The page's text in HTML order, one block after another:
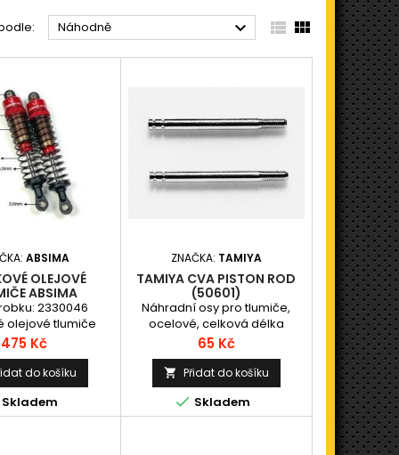
Náhodně   
ABSIMA
OLEJOVÉ
ABSIMA
VČETNĚ PRUŽIN
110MM, 2KS
2330046
olejové tlumiče
délka 110mm
mezi středy ok),
2ks
Cena
475 Kč
do košíku
Skladem
ZNAČKA: TAMIYA
TAMIYA CVA PISTON ROD
(50601)
Náhradní osy pro tlumiče,
ocelové, celková délka
33mm, délka závitu 6mm, 2ks.
Cena
65 Kč
 Přidat do košíku
 Skladem